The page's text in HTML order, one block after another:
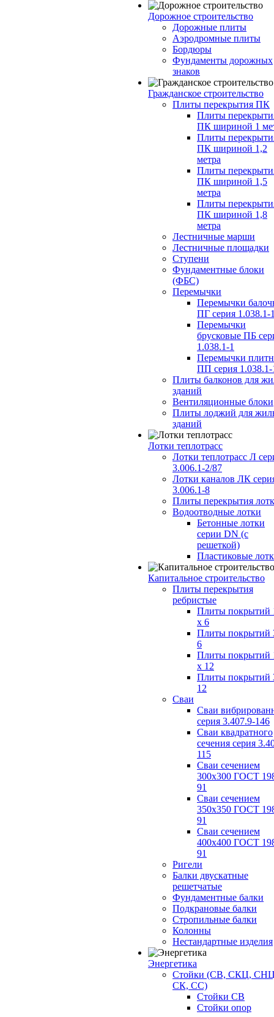
Дорожное строительство
Дорожные плиты
Аэродромные плиты
Бордюры
Фундаменты дорожных
знаков
Гражданское строительство
Плиты перекрытия ПК
Плиты
ПК шириной 1
Плиты
ПК шириной 1,2
метра
Плиты
ПК шириной 1,5
метра
Плиты
ПК шириной 1,8
метра
Лестничные марши
Лестничные площадки
Ступени
Фундаментные блоки
(ФБС)
Перемычки
Перемычки
ПГ серия 1.038.1-
Перемычки
брусковые ПБ
1.038.1-1
Перемычки
ПП серия 1.038.1-
Плиты балконов для
зданий
Вентиляционные блоки
Плиты лоджий для
зданий
Лотки теплотрасс
Лотки теплотрасс Л
3.006.1-2/87
Лотки каналов ЛК
3.006.1-8
Плиты перекрытия
Водоотводные лотки
Бетонные лотки
серии DN (с
решеткой)
Пластиковые
Капитальное строительство
Плиты перекрытия
ребристые
Плиты покрытий
x 6
Плиты покрытий
6
Плиты покрытий
x 12
Плиты покрытий
12
Сваи
Сваи
серия 3.407.9-146
Сваи квадратного
сечения серия
115
Сваи сечением
300х300 ГОСТ
91
Сваи сечением
350х350 ГОСТ
91
Сваи сечением
400х400 ГОСТ
91
Ригели
Балки двускатные
решетчатые
Фундаментные балки
Подкрановые балки
Стропильные балки
Колонны
Нестандартные изделия
Энергетика
Стойки (СВ, СКЦ,
СК, СС)
Стойки СВ
Стойки опор